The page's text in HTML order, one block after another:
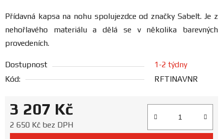
Blog
Ceníky
katalogy
Přídavná kapsa na nohu spolujezdce od značky Sabelt. Je z
nehořlavého materiálu a dělá se v několika barevných
provedeních.
Dostupnost
1-2 týdny
Kód:
RFTINAVNR
3 207 Kč
2 650 Kč bez DPH